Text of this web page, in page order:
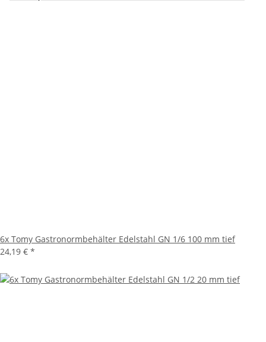
6x Tomy Gastronormbehälter Edelstahl GN 1/6 100 mm tief
24,19 € *